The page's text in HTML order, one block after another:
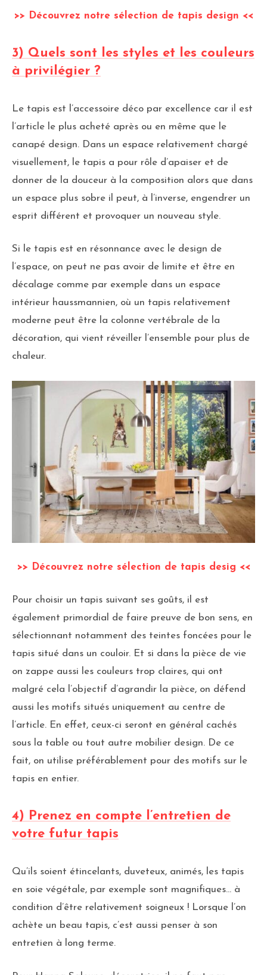
>> Découvrez notre sélection de tapis design <<
3) Quels sont les styles et les couleurs
à privilégier ?
Le tapis est l’accessoire déco par excellence car il est
l’article le plus acheté après ou en même que le
canapé design. Dans un espace relativement chargé
visuellement, le tapis a pour rôle d’apaiser et de
donner de la douceur à la composition alors que dans
un espace plus sobre il peut, à l’inverse, engendrer un
esprit différent et provoquer un nouveau style.
Si le tapis est en résonnance avec le design de
l’espace, on peut ne pas avoir de limite et être en
décalage comme par exemple dans un espace
intérieur haussmannien, où un tapis relativement
moderne peut être la colonne vertébrale de la
décoration, qui vient réveiller l’ensemble pour plus de
chaleur.
>> Découvrez notre sélection de tapis desig <<
Pour choisir un tapis suivant ses goûts, il est
également primordial de faire preuve de bon sens, en
sélectionnant notamment des teintes foncées pour le
tapis situé dans un couloir. Et si dans la pièce de vie
on zappe aussi les couleurs trop claires, qui ont
malgré cela l’objectif d’agrandir la pièce, on défend
aussi les motifs situés uniquement au centre de
l’article. En effet, ceux-ci seront en général cachés
sous la table ou tout autre mobilier design. De ce
fait, on utilise préférablement pour des motifs sur le
tapis en entier.
4) Prenez en compte l’entretien de
votre futur tapis
Qu’ils soient étincelants, duveteux, animés, les tapis
en soie végétale, par exemple sont magnifiques… à
condition d’être relativement soigneux ! Lorsque l’on
achète un beau tapis, c’est aussi penser à son
entretien à long terme.